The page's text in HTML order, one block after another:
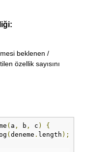
beklenen /
özellik sayısını
( a , b , c )
{
( deneme . length );